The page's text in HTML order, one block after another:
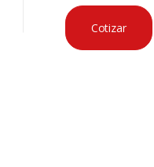
Cotizar